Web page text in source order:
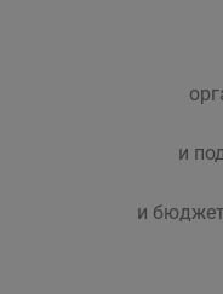
и
и